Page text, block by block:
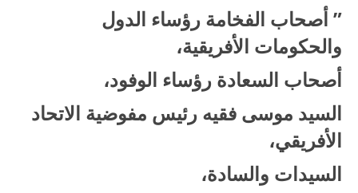
”أصحاب الفخامة رؤساء الدول
والحكومات الأفريقية،
أصحاب السعادة رؤساء الوفود،
السيد موسى فقيه رئيس مفوضية الاتحاد
الأفريقي،
السيدات والسادة،